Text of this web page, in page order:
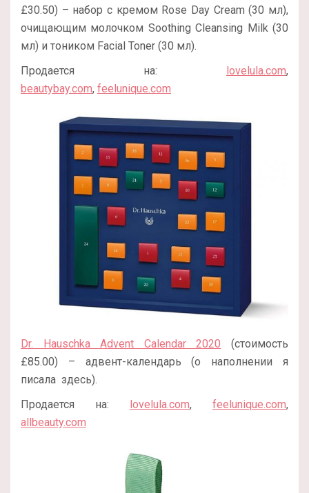
£30.50) – набор с кремом Rose Day Cream (30 мл),
очищающим молочком Soothing Cleansing Milk (30
мл) и тоником Facial Toner (30 мл).
Продается на:
lovelula.com,
beautybay.com, feelunique.com
Dr. Hauschka Advent Calendar 2020 (стоимость
£85.00) – адвент-календарь (о наполнении я
писала здесь).
Продается на: lovelula.com, feelunique.com,
allbeauty.com